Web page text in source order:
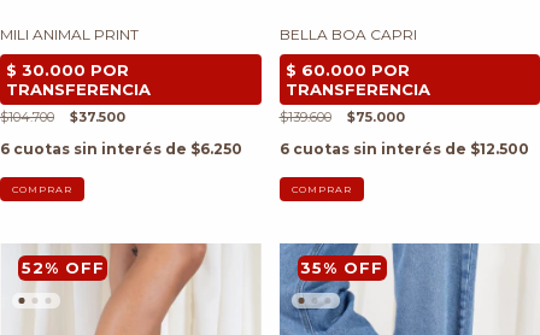
MILI ANIMAL PRINT
$104.700 $37.500
6 cuotas sin interés de $6.250
COMPRAR
BELLA BOA CAPRI
$139.600 $75.000
6 cuotas sin interés de $12.500
COMPRAR
52% OFF 35% OFF